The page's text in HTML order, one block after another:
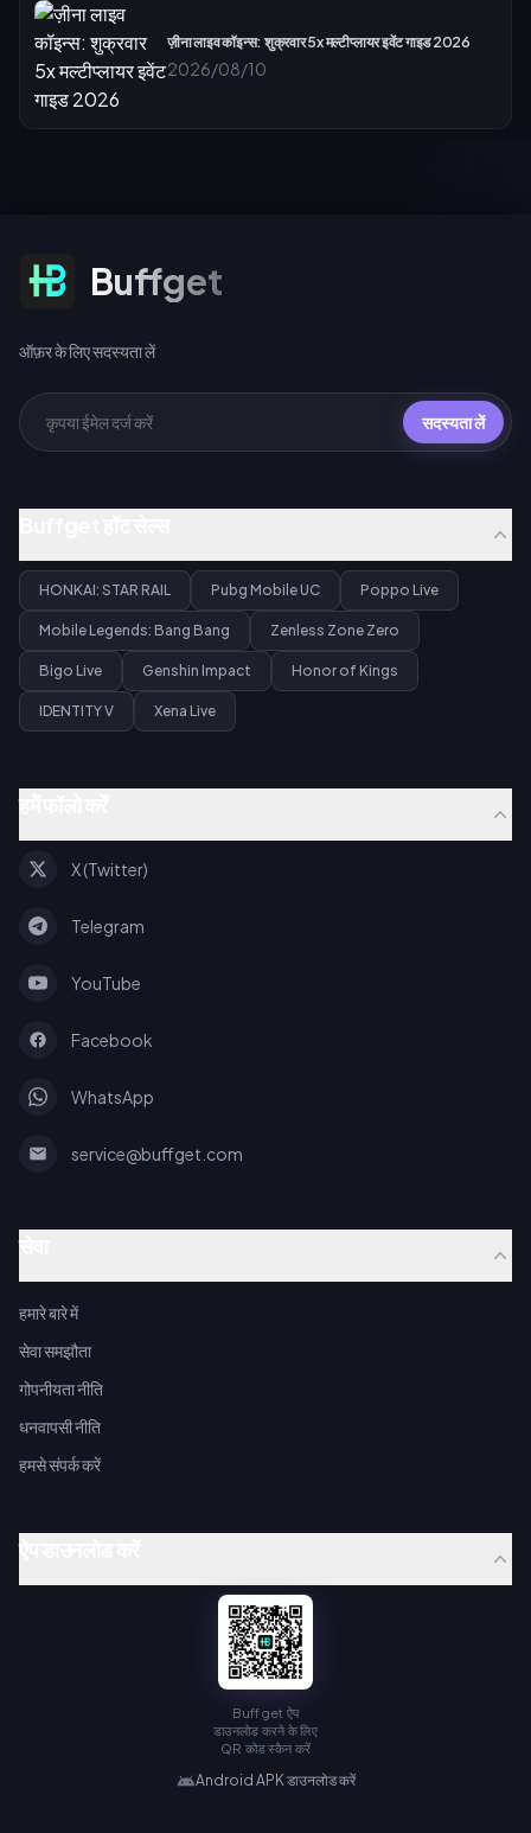
ज़ीना लाइव कॉइन्स: शुक्रवार 5x मल्टीप्लायर इवेंट गाइड 2026
2026/08/10
ऑफ़र के लिए सदस्यता लेंBuffget
ऑफ़र के लिए सदस्यता लें
सदस्यता लें
HONKAI: STAR RAIL Pubg Mobile UC Poppo Live
Mobile Legends: Bang Bang Zenless Zone Zero
Bigo Live Genshin Impact Honor of Kings
IDENTITY V Xena Live
X (Twitter)
Telegram
YouTube
Facebook
WhatsApp
service@buffget.com
हमारे बारे में
सेवा समझौता
गोपनीयता नीति
धनवापसी नीति
हमसे संपर्क करें
Buffget ऐप
डाउनलोड करने के लिए
QR कोड स्कैन करें
Android APK डाउनलोड करें